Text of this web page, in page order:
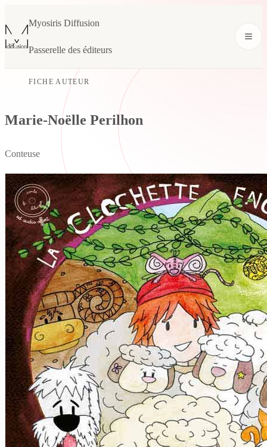
Myosiris Diffusion
Passerelle des éditeurs
FICHE AUTEUR
Marie-Noëlle Perilhon
Conteuse